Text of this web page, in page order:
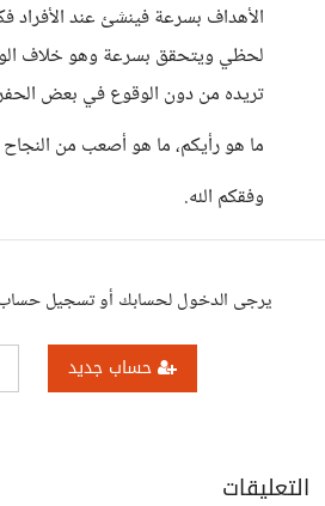
الأهداف بسرعة فينشئ عند الأفراد
لحظي ويتحقق بسرعة وهو خلاف
تريده من دون الوقوع في بعض
ما هو رأيكم، ما هو أصعب من
وفقكم الله.
يرجى الدخول لحسابك أو تسجيل
حساب جديد
التعليقات